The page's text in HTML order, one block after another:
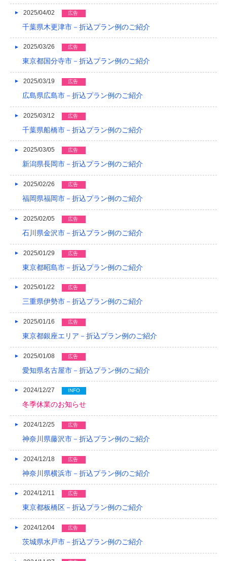
2014/07
2014/06
2014/05
2014/04
2014/03
2014/02
2013/12
2013/11
2013/09
2013/08
2013/07
2013/06
2013/03
2013/02
2013/01
2012/12
2012/11
2012/10
2012/09
2012/08
2025/04/02 広告
千葉県木更津市－折込プラン例のご紹介
2025/03/26 広告
東京都国分寺市－折込プラン例のご紹介
2025/03/19 広告
広島県広島市－折込プラン例のご紹介
2025/03/12 広告
千葉県船橋市－折込プラン例のご紹介
2025/03/05 広告
新潟県長岡市－折込プラン例のご紹介
2025/02/26 広告
福岡県福岡市－折込プラン例のご紹介
2025/02/05 広告
石川県金沢市－折込プラン例のご紹介
2025/01/29 広告
東京都昭島市－折込プラン例のご紹介
2025/01/22 広告
三重県伊勢市－折込プラン例のご紹介
2025/01/16 広告
東京都銀座エリア－折込プラン例のご紹介
2025/01/08 広告
愛知県名古屋市－折込プラン例のご紹介
2024/12/27 INFO
冬季休業のお知らせ
2024/12/25 広告
神奈川県藤沢市－折込プラン例のご紹介
2024/12/18 広告
神奈川県横浜市－折込プラン例のご紹介
2024/12/11 広告
東京都板橋区－折込プラン例のご紹介
2024/12/04 広告
茨城県水戸市－折込プラン例のご紹介